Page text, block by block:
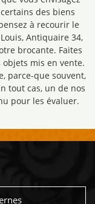
des biens
à recourir le
Antiquaire 34,
brocante. Faites
mis en vente.
parce-que souvent,
tout cas, un de nos
pour les évaluer.